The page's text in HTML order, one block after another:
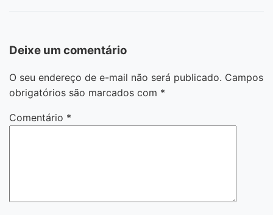
Deixe um comentário
O seu endereço de e-mail não será publicado. Campos
obrigatórios são marcados com *
Comentário *